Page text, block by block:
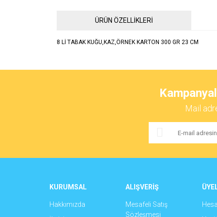
ÜRÜN ÖZELLİKLERİ
8 Lİ TABAK KUĞU,KAZ,ÖRNEK KARTON 300 GR 23 CM
Ürün resmi kalitesiz, bozuk veya görüntülenemiyor.
Mail
KURUMSAL
Hakkımızda
ALIŞVERİŞ
Mesafeli Satış
Sözleşmesi